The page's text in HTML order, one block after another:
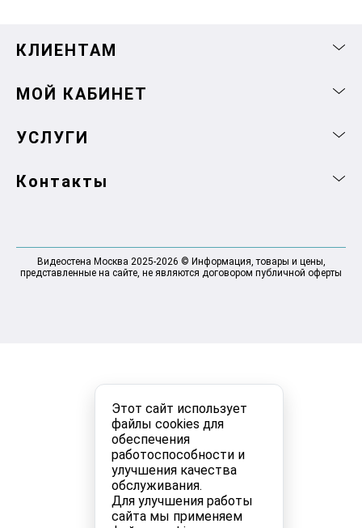
Этот сайт использует
файлы cookies для
обеспечения
работоспособности и
улучшения качества
обслуживания.
Для улучшения работы
сайта мы применяем
КЛИЕНТАМ
МОЙ КАБИНЕТ
УСЛУГИ
Контакты
Видеостена Москва 2025-2026 © Информация, товары и цены,
представленные на сайте, не являются договором публичной оферты